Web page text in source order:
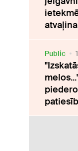
Public